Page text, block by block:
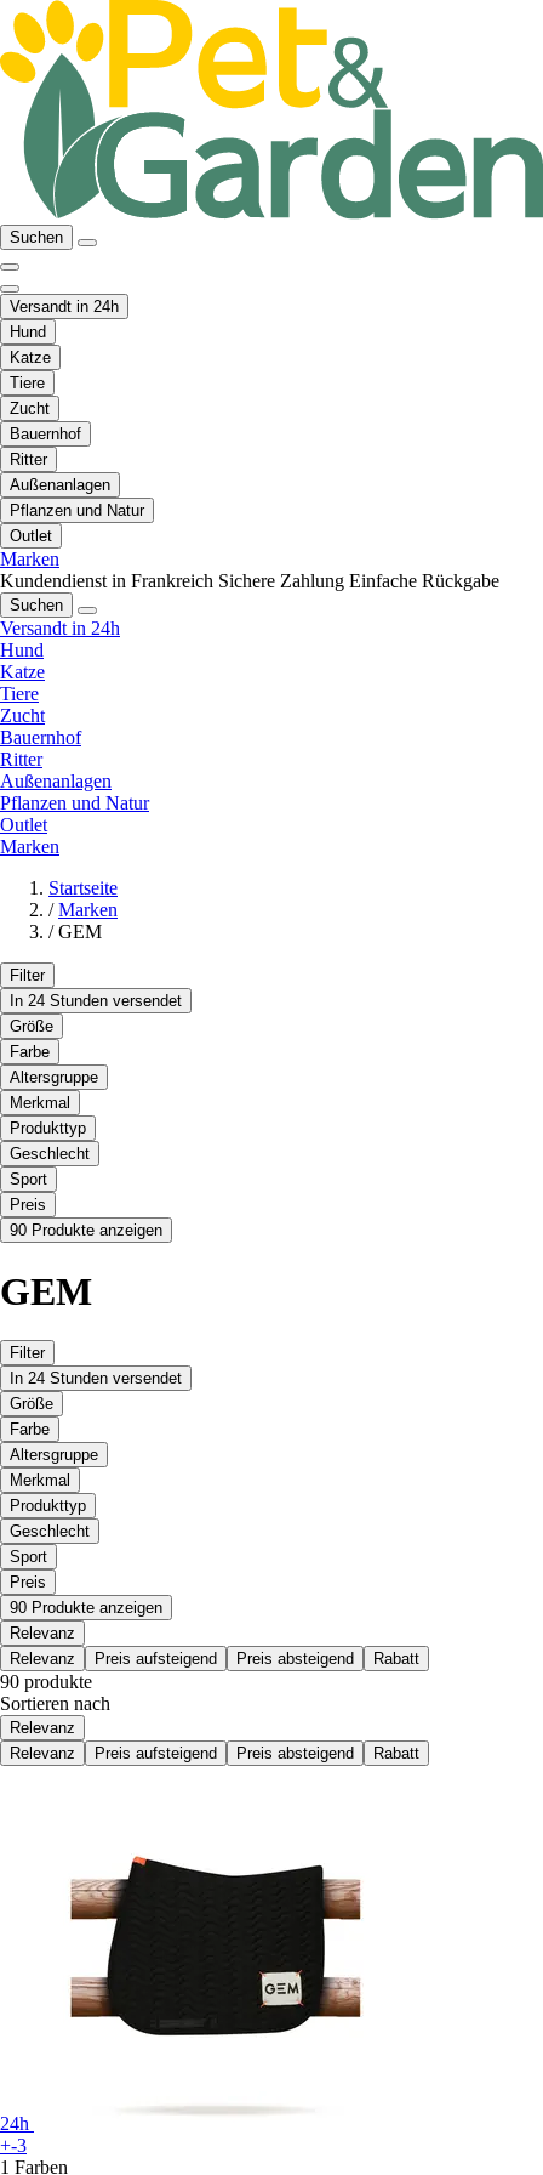
Suchen
Versandt in 24h
Hund
Katze
Tiere
Zucht
Bauernhof
Ritter
Außenanlagen
Pflanzen und Natur
Outlet
Marken
Kundendienst in Frankreich Sichere Zahlung Einfache Rückgabe
Suchen
Versandt in 24h
Hund
Katze
Tiere
Zucht
Bauernhof
Ritter
Außenanlagen
Pflanzen und Natur
Outlet
Marken
Startseite
/ Marken
/ GEM
Filter
In 24 Stunden versendet
Größe
Farbe
Altersgruppe
Merkmal
Produkttyp
Geschlecht
Sport
Preis
90 Produkte anzeigen
GEM
Filter
In 24 Stunden versendet
Größe
Farbe
Altersgruppe
Merkmal
Produkttyp
Geschlecht
Sport
Preis
90 Produkte anzeigen
Relevanz
Relevanz
Preis aufsteigend Preis absteigend Rabatt
90 produkte
Sortieren nach
Relevanz
Relevanz
Preis aufsteigend Preis absteigend Rabatt
24h
+-3
1 Farben